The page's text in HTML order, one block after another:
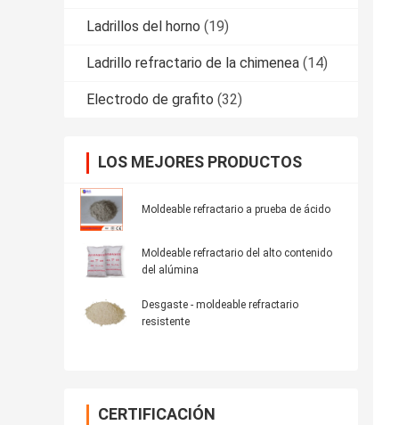
Ladrillos del horno (19)
Ladrillo refractario de la chimenea (14)
Electrodo de grafito (32)
LOS MEJORES PRODUCTOS
Moldeable refractario a prueba de ácido
Moldeable refractario del alto contenido
del alúmina
Desgaste - moldeable refractario
resistente
CERTIFICACIÓN